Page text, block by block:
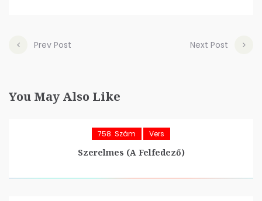
Prev Post Next Post
You May Also Like
758. Szám Vers
Szerelmes (A Felfedező)